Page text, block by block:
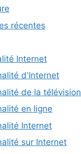
récentes
Internet
d'Internet
de la télévision
en ligne
Internet
sur Internet